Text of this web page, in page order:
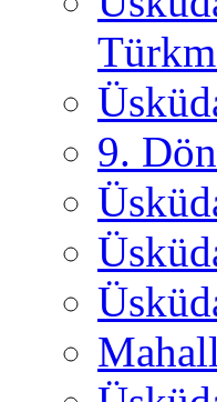
9.